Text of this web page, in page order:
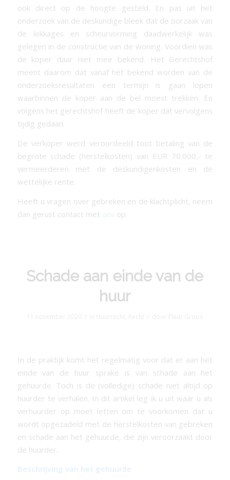
ook direct op de hoogte gesteld. En pas uit het
onderzoek van de deskundige bleek dat de oorzaak van
de lekkages en scheurvorming daadwerkelijk was
gelegen in de constructie van de woning. Voordien was
de koper daar niet mee bekend. Het Gerechtshof
meent daarom dat vanaf het bekend worden van de
onderzoeksresultaten een termijn is gaan lopen
waarbinnen de koper aan de bel moest trekken. En
volgens het gerechtshof heeft de koper dat vervolgens
tijdig gedaan.
De verkoper werd veroordeeld toot betaling van de
begrote schade (herstelkosten) van EUR 70.000,- te
vermeerderen met de deskundigenkosten en de
wettelijke rente.
Heeft u vragen over gebreken en de klachtplicht, neem
dan gerust contact met ons op.
Schade aan einde van de
huur
In de praktijk komt het regelmatig voor dat er aan het
einde van de huur sprake is van schade aan het
gehuurde. Toch is de (volledige) schade niet altijd op
huurder te verhalen. In dit artikel leg ik u uit waar u als
verhuurder op moet letten om te voorkomen dat u
wordt opgezadeld met de herstelkosten van gebreken
en schade aan het gehuurde, die zijn veroorzaakt door
de huurder.
Beschrijving van het gehuurde